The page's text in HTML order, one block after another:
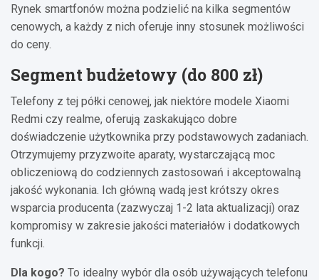
Rynek smartfonów można podzielić na kilka segmentów
cenowych, a każdy z nich oferuje inny stosunek możliwości
do ceny.
Segment budżetowy (do 800 zł)
Telefony z tej półki cenowej, jak niektóre modele Xiaomi
Redmi czy realme, oferują zaskakująco dobre
doświadczenie użytkownika przy podstawowych zadaniach.
Otrzymujemy przyzwoite aparaty, wystarczającą moc
obliczeniową do codziennych zastosowań i akceptowalną
jakość wykonania. Ich główną wadą jest krótszy okres
wsparcia producenta (zazwyczaj 1-2 lata aktualizacji) oraz
kompromisy w zakresie jakości materiałów i dodatkowych
funkcji.
Dla kogo? To idealny wybór dla osób używających telefonu